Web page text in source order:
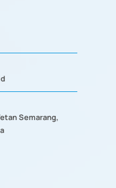
Semarang,